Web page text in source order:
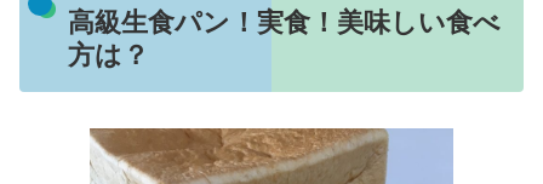
高級生食パン！実食！美味しい食べ
方は？